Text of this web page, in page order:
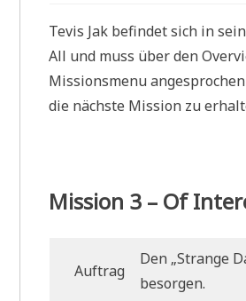
Tevis Jak befindet sich in
All und muss über den
Missionsmenu
die nächste Mission zu
Mission 3 – Of
Auftrag
Den „Strange
besorgen.